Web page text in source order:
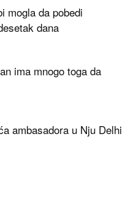
mogla da pobedi
dana
ima mnogo toga da
ambasadora u Nju Delhi